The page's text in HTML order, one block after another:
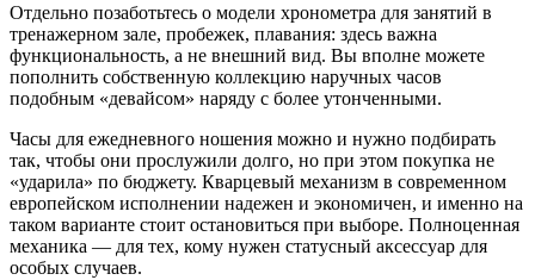
Отдельно позаботьтесь о модели хронометра для занятий в
тренажерном зале, пробежек, плавания: здесь важна
функциональность, а не внешний вид. Вы вполне можете
пополнить собственную коллекцию наручных часов
подобным «девайсом» наряду с более утонченными.
Часы для ежедневного ношения можно и нужно подбирать
так, чтобы они прослужили долго, но при этом покупка не
«ударила» по бюджету. Кварцевый механизм в современном
европейском исполнении надежен и экономичен, и именно на
таком варианте стоит остановиться при выборе. Полноценная
механика — для тех, кому нужен статусный аксессуар для
особых случаев.